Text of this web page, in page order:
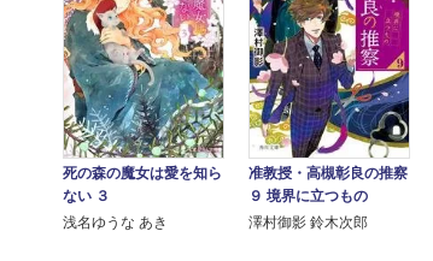
死の森の魔女は愛を知ら
ない ３
浅名ゆうな あき
准教授・高槻彰良の推察
９ 境界に立つもの
澤村御影 鈴木次郎